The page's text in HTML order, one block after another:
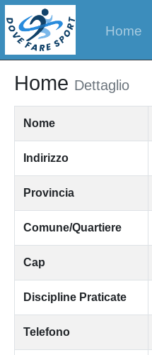
Home
Home Dettaglio
Nome
Indirizzo
Provincia
Comune/Quartiere
Cap
Discipline Praticate
Telefono